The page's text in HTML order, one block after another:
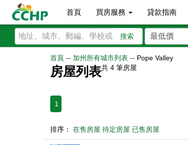
首頁 買房服務 貸款指南
搜索
首頁 -- 加州所有城市列表 -- Pope Valley
房屋列表共 4 筆房屋
1
排序： 在售房屋 待定房屋 已售房屋